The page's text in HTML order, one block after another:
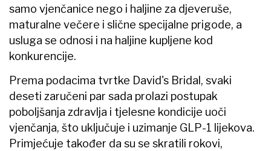
samo vjenčanice nego i haljine za djeveruše,
maturalne večere i slične specijalne prigode, a
usluga se odnosi i na haljine kupljene kod
konkurencije.
Prema podacima tvrtke David's Bridal, svaki
deseti zaručeni par sada prolazi postupak
poboljšanja zdravlja i tjelesne kondicije uoči
vjenčanja, što uključuje i uzimanje GLP-1 lijekova.
Primjećuje također da su se skratili rokovi,